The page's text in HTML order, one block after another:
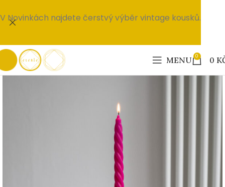
MENU 0 0
V Novinkách najdete čerstvý výběr vintage kousků.